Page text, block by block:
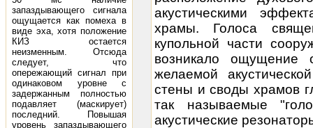
запаздывающего сигнала
ощущается как помеха в
виде эха, хотя положение
КИЗ остается
неизменным. Отсюда
следует, что
опережающий сигнал при
одинаковом уровне с
задержанным полностью
подавляет (маскирует)
последний. Повышая
уровень запаздывающего
акустическими
храмы. Голоса
купольной части
возникало
желаемой
стены и своды храмов
так называемые
акустические